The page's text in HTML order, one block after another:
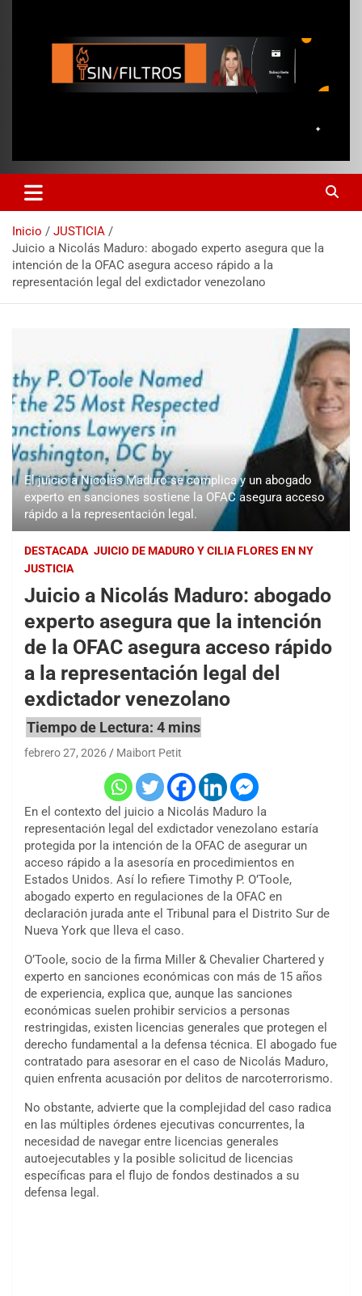
Inicio
JUSTICIA
Juicio a Nicolás Maduro: abogado experto asegura que la
intención de la OFAC asegura acceso rápido a la
representación legal del exdictador venezolano
El juicio a Nicolás Maduro se complica y un abogado
experto en sanciones sostiene la OFAC asegura acceso
rápido a la representación legal.
DESTACADA JUICIO DE MADURO Y CILIA FLORES EN NY
JUSTICIA
Juicio a Nicolás Maduro: abogado
experto asegura que la intención
de la OFAC asegura acceso rápido
a la representación legal del
exdictador venezolano
febrero 27, 2026 Maibort Petit
En el contexto del juicio a Nicolás Maduro la
representación legal del exdictador venezolano estaría
protegida por la intención de la OFAC de asegurar un
acceso rápido a la asesoría en procedimientos en
Estados Unidos. Así lo refiere Timothy P. O’Toole,
abogado experto en regulaciones de la OFAC en
declaración jurada ante el Tribunal para el Distrito Sur de
Nueva York que lleva el caso.
O’Toole, socio de la firma Miller & Chevalier Chartered y
experto en sanciones económicas con más de 15 años
de experiencia, explica que, aunque las sanciones
económicas suelen prohibir servicios a personas
restringidas, existen licencias generales que protegen el
derecho fundamental a la defensa técnica. El abogado fue
contratado para asesorar en el caso de Nicolás Maduro,
quien enfrenta acusación por delitos de narcoterrorismo.
No obstante, advierte que la complejidad del caso radica
en las múltiples órdenes ejecutivas concurrentes, la
necesidad de navegar entre licencias generales
autoejecutables y la posible solicitud de licencias
específicas para el flujo de fondos destinados a su
defensa legal.